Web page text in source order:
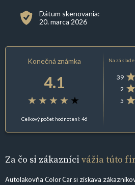
Dátum skenovania:
20. marca 2026
Konečná známka
4.1
Celkový počet hodnotení: 46
Na
39
2
5
Za čo si zákazníci vážia túto
Autolakovňa Color Car si získava